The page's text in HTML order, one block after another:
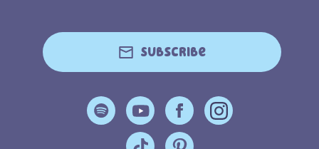
Subscribe